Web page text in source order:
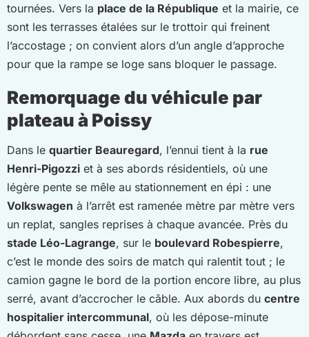
tournées. Vers la place de la République et la mairie, ce
sont les terrasses étalées sur le trottoir qui freinent
l’accostage ; on convient alors d’un angle d’approche
pour que la rampe se loge sans bloquer le passage.
Remorquage du véhicule par
plateau à Poissy
Dans le quartier Beauregard, l’ennui tient à la rue
Henri-Pigozzi et à ses abords résidentiels, où une
légère pente se mêle au stationnement en épi : une
Volkswagen à l’arrêt est ramenée mètre par mètre vers
un replat, sangles reprises à chaque avancée. Près du
stade Léo-Lagrange, sur le boulevard Robespierre,
c’est le monde des soirs de match qui ralentit tout ; le
camion gagne le bord de la portion encore libre, au plus
serré, avant d’accrocher le câble. Aux abords du centre
hospitalier intercommunal, où les dépose-minute